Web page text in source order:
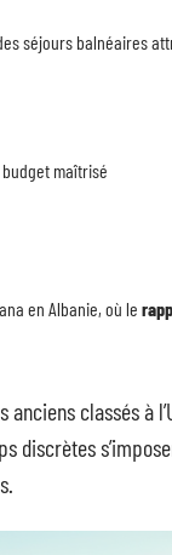
séjours balnéaires
maîtrisé
en Albanie, où le
classés à
discrètes